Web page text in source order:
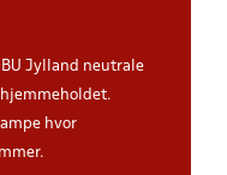
Jylland neutrale
hvor